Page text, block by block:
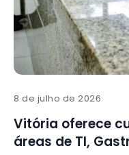
8 de julho de 2026
Vitória oferece
áreas de TI,